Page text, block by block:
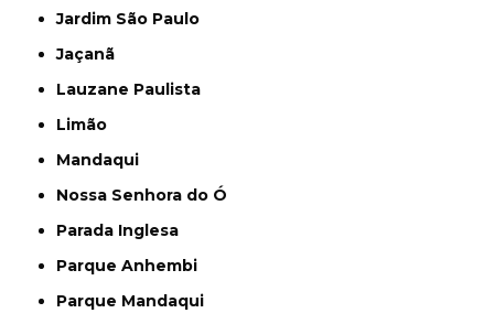
Jardim São Paulo
Jaçanã
Lauzane Paulista
Limão
Mandaqui
Nossa Senhora do Ó
Parada Inglesa
Parque Anhembi
Parque Mandaqui